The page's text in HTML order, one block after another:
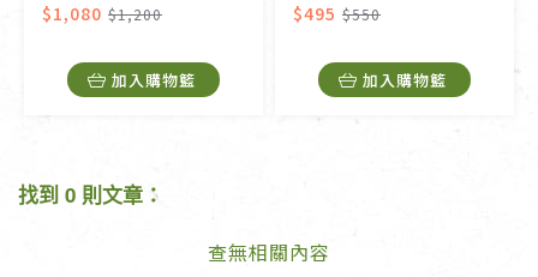
$1,080 $1,200
加入購物籃
$495 $550
加入購物籃
找到 0 則文章：
查無相關內容